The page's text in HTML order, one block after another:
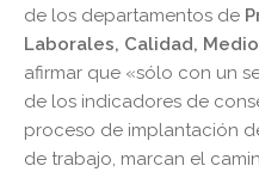
de los departamentos de
Laborales, Calidad,
afirmar que «sólo con un
de los indicadores de
proceso de implantación
de trabajo, marcan el